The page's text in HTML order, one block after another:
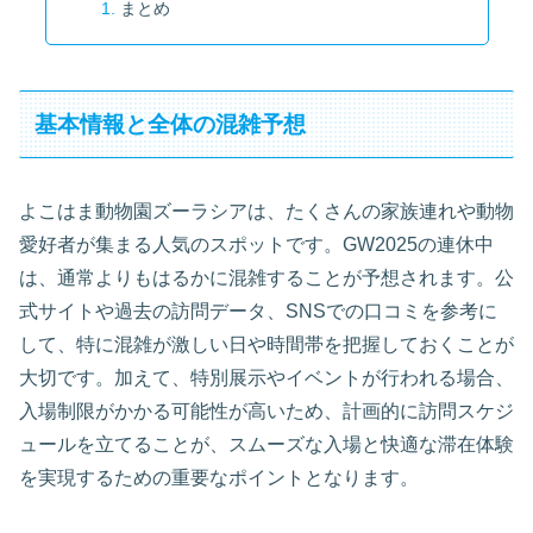
まとめ
基本情報と全体の混雑予想
よこはま動物園ズーラシアは、たくさんの家族連れや動物
愛好者が集まる人気のスポットです。GW2025の連休中
は、通常よりもはるかに混雑することが予想されます。公
式サイトや過去の訪問データ、SNSでの口コミを参考に
して、特に混雑が激しい日や時間帯を把握しておくことが
大切です。加えて、特別展示やイベントが行われる場合、
入場制限がかかる可能性が高いため、計画的に訪問スケジ
ュールを立てることが、スムーズな入場と快適な滞在体験
を実現するための重要なポイントとなります。